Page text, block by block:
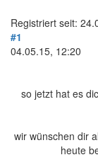
Registriert seit:
#1
04.05.15, 12:20
so jetzt hat es
wir wünschen dir
heute